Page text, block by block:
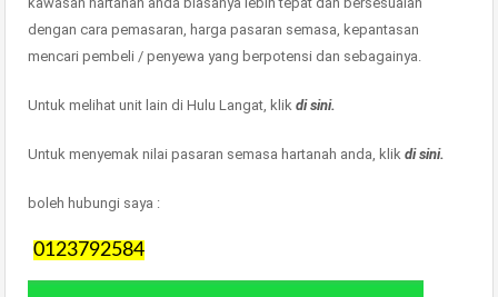
dengan cara pemasaran, harga pasaran semasa, kepantasan
mencari pembeli / penyewa yang berpotensi dan sebagainya.
Untuk melihat unit lain di Hulu Langat, klik di sini.
Untuk menyemak nilai pasaran semasa hartanah anda, klik di sini.
boleh hubungi saya :
0123792584